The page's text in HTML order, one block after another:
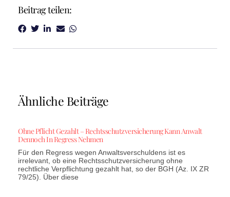
Beitrag teilen:
Ähnliche Beiträge
Ohne Pflicht Gezahlt – Rechtsschutzversicherung Kann Anwalt
Dennoch In Regress Nehmen
Für den Regress wegen Anwaltsverschuldens ist es
irrelevant, ob eine Rechtsschutzversicherung ohne
rechtliche Verpflichtung gezahlt hat, so der BGH (Az. IX ZR
79/25). Über diese